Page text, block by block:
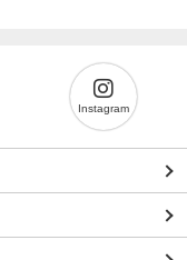
Instagram